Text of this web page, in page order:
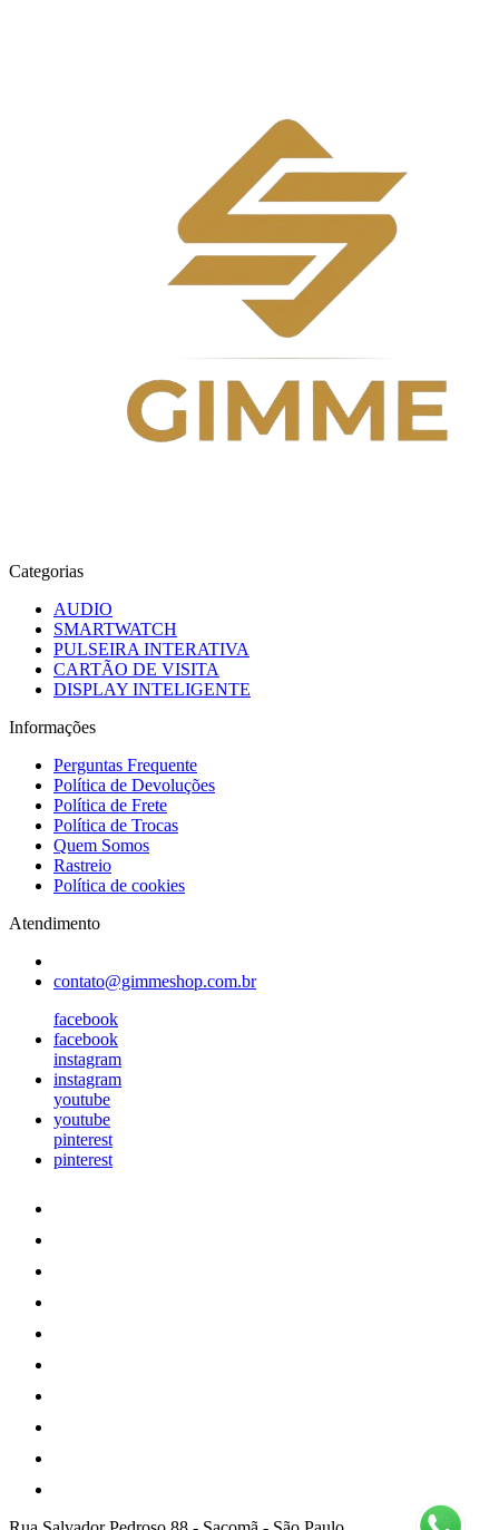
Categorias
AUDIO
SMARTWATCH
PULSEIRA INTERATIVA
CARTÃO DE VISITA
DISPLAY INTELIGENTE
Informações
Perguntas Frequente
Política de Devoluções
Política de Frete
Política de Trocas
Quem Somos
Rastreio
Política de cookies
Atendimento
contato@gimmeshop.com.br
facebook
facebook
instagram
instagram
youtube
youtube
pinterest
pinterest